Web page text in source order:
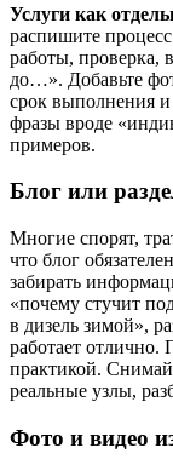
Услуги как
распишите
работы, проверка,
до…». Добавьте
срок выполнения
фразы вроде
примеров.
Блог или
Многие спорят,
что блог
забирать
«почему стучит
в дизель зимой»,
работает отлично.
практикой.
реальные узлы,
Фото и видео